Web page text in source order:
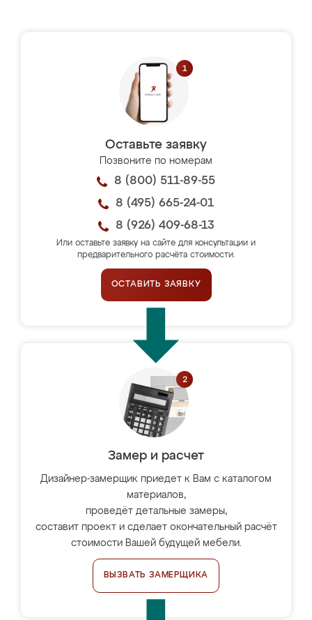
Оставьте заявку
Позвоните по номерам
8 (800) 511-89-55
8 (495) 665-24-01
8 (926) 409-68-13
Или оставьте заявку на сайте для консультации и
предварительного расчёта стоимости.
ОСТАВИТЬ ЗАЯВКУ
Замер и расчет
Дизайнер-замерщик приедет к Вам с каталогом
материалов,
проведёт детальные замеры,
составит проект и сделает окончательный расчёт
стоимости Вашей будущей мебели.
ВЫЗВАТЬ ЗАМЕРЩИКА